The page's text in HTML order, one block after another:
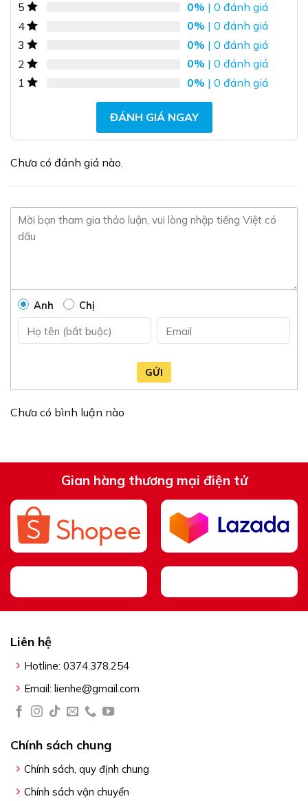
biến
thể.
Các
chọn
có
trên
trang
phẩm
5 0% | 0 đánh giá
4
0% | 0 đánh giá
3
0% | 0 đánh giá
2
0% | 0 đánh giá
1
0% | 0 đánh giá
ĐÁNH GIÁ NGAY
Chưa có đánh giá nào.
Anh Chị
GỬI
Chưa có bình luận nào
Gian hàng thương mại điện tử
Liên hệ
Hotline: 0374.378.254
Email: lienhe@gmail.com
Chính sách chung
Chính sách, quy định chung
Chính sách vận chuyển